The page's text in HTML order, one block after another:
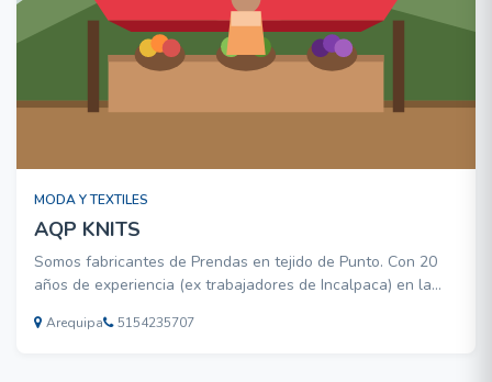
MODA Y TEXTILES
AQP KNITS
Somos fabricantes de Prendas en tejido de Punto. Con 20
años de experiencia (ex trabajadores de Incalpaca) en la
Cardigans, etc. Trabajamos con tecnologia de punta como
Arequipa 5154235707